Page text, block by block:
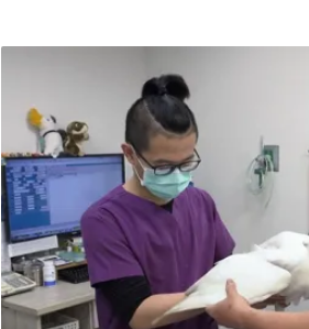
會考慮嫌疑人的犯案動機，但在此，
害者（黑熊）而言，無論如何，死亡的
如此，就是又少了一隻台灣黑熊。因此
種的保育等級而論，無論是黑熊遭誤
都應該設法去遏止這些不必要的死傷持
廣在國人的認同和努力